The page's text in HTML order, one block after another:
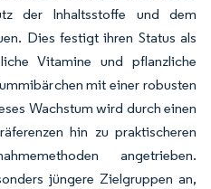
der Inhaltsstoffe und dem
Dies festigt ihren Status als
Vitamine und pflanzliche
mit einer robusten
Wachstum wird durch einen
hin zu praktischeren
angetrieben.
jüngere Zielgruppen an,